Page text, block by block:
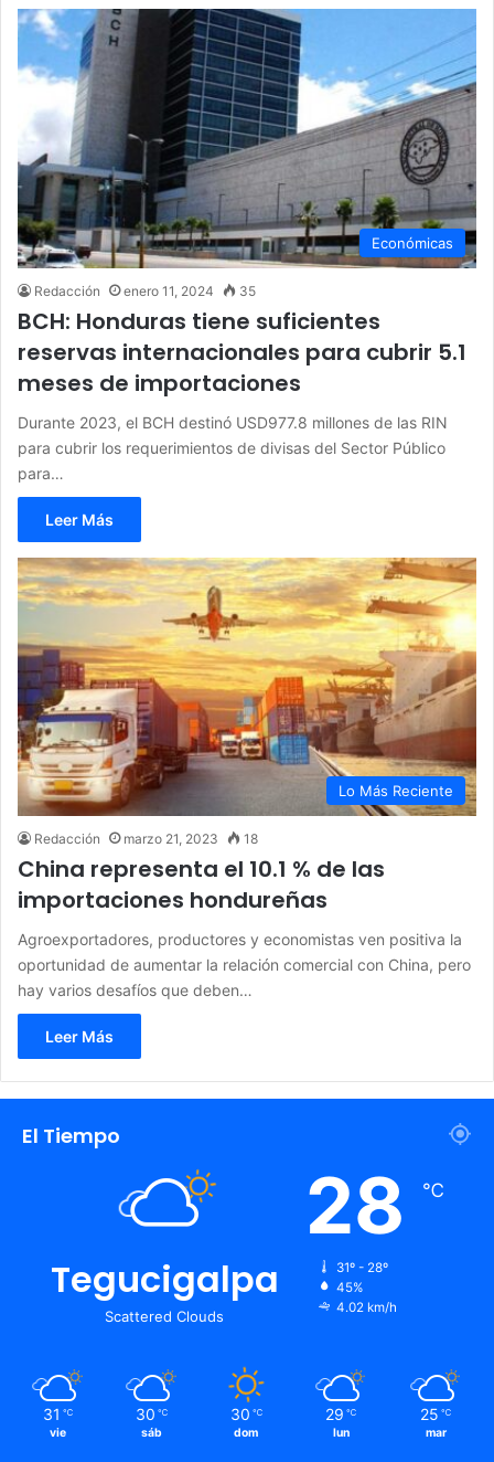
Económicas
Redacción enero 11, 2024 35
BCH: Honduras tiene suficientes
reservas internacionales para cubrir 5.1
meses de importaciones
Durante 2023, el BCH destinó USD977.8 millones de las RIN
para cubrir los requerimientos de divisas del Sector Público
para…
Leer Más
Lo Más Reciente
Redacción marzo 21, 2023 18
China representa el 10.1 % de las
importaciones hondureñas
Agroexportadores, productores y economistas ven positiva la
oportunidad de aumentar la relación comercial con China, pero
hay varios desafíos que deben…
Leer Más
El Tiempo
Tegucigalpa
Scattered Clouds
28 ℃
31º - 28º
45%
4.02 km/h
31 ℃
vie
30 ℃
sáb
30 ℃
dom
29 ℃
lun
25 ℃
mar